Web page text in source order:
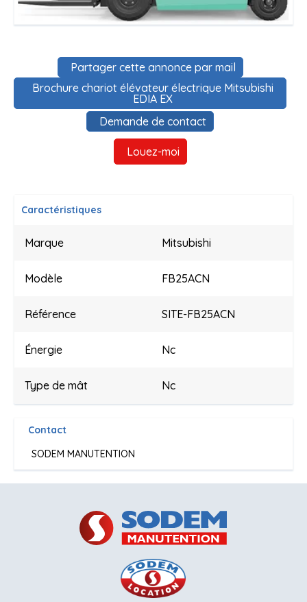
Demande de contact
Partager cette annonce par mail
Brochure chariot élévateur électrique Mitsubishi
EDIA EX
Caractéristiques
Marque Mitsubishi
Modèle FB25ACN
Référence SITE-FB25ACN
Énergie Nc
Type de mât Nc
Contact
SODEM MANUTENTION
Louez-moi